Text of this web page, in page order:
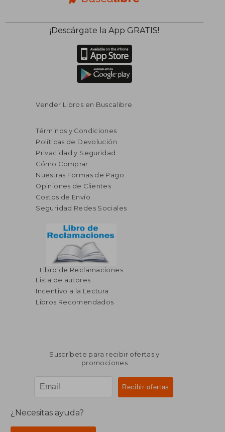
$ 95.34
$ 52.44
40%
dcto.
45%
dcto.
$ 340.57
$ 187.31
¡Descárgate la App GRATIS!
Vender Libros en Buscalibre
Términos y Condiciones
Políticas de Devolución
Privacidad y Seguridad
Cómo Comprar
Nuestras Formas de Pago
Opiniones de Clientes
Costos de Envío
Seguridad Redes Sociales
Libro de Reclamaciones
Lista de autores
Incentivo a la Lectura
Libros Recomendados
Suscríbete para recibir ofertas y
promociones
¿Necesitas ayuda?